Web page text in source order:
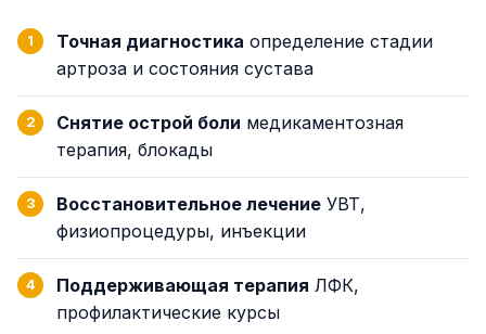
Точная диагностика определение стадии
артроза и состояния сустава
Снятие острой боли медикаментозная
терапия, блокады
Восстановительное лечение УВТ,
физиопроцедуры, инъекции
Поддерживающая терапия ЛФК,
профилактические курсы